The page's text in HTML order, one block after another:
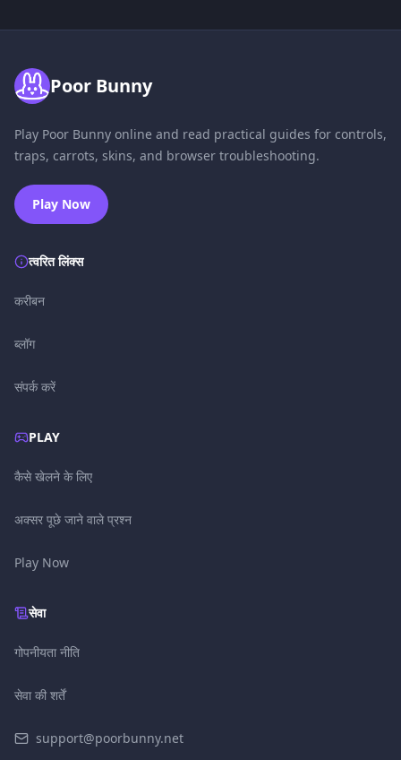
Poor Bunny
Play Poor Bunny online and read practical guides for controls,
traps, carrots, skins, and browser troubleshooting.
Play Now
त्वरित लिंक्स
करीबन
ब्लॉग
संपर्क करें
PLAY
कैसे खेलने के लिए
अक्सर पूछे जाने वाले प्रश्न
Play Now
सेवा
गोपनीयता नीति
सेवा की शर्तें
support@poorbunny.net